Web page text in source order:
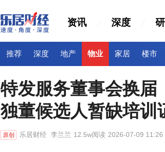
资讯 深度
推荐 深度 地产 物业 家居 楼市
特发服务董事会换届
独董候选人暂缺培训
原创 乐居财经 李兰兰 12.5w阅读 2026-07-09 11:26